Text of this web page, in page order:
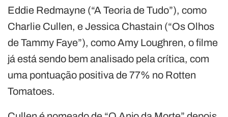
Eddie Redmayne (“A Teoria de Tudo”), como
Charlie Cullen, e Jessica Chastain (“Os Olhos
de Tammy Faye”), como Amy Loughren, o filme
já está sendo bem analisado pela crítica, com
uma pontuação positiva de 77% no Rotten
Tomatoes.